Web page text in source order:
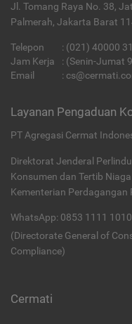
Jl. Tomang Raya No. 38,
Palmerah, Jakarta Barat
Telepon : (021) 40000
Jam Kerja
: (Senin-Jumat
Email
:
Layanan Pengaduan
PT Agregasi Cermat
Direktorat Jenderal
Konsumen dan Tertib Niaga
Kementerian Perdagangan
WhatsApp: 0853 1111
(Directorate General of
Compliance)
Cermati